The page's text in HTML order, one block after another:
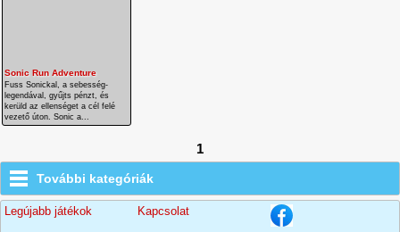
Sonic Run Adventure
Fuss Sonickal, a sebesség-
legendával, gyűjts pénzt, és
kerüld az ellenséget a cél felé
vezető úton. Sonic a...
1
További kategóriák
Legújabb játékok Kapcsolat